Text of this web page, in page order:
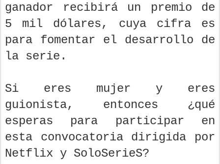
ganador recibirá un premio de
5 mil dólares, cuya cifra es
para fomentar el desarrollo de
la serie.
Si eres mujer y eres
guionista, entonces ¿qué
esperas para participar en
esta convocatoria dirigida por
Netflix y SoloSerieS?